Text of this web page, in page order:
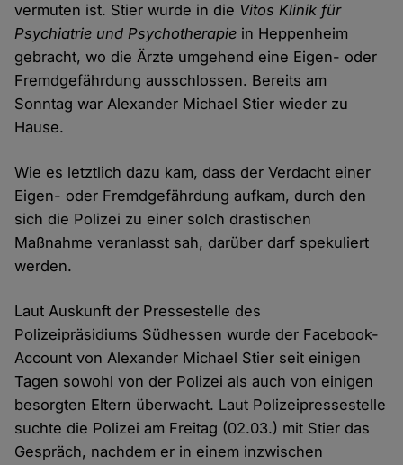
vermuten ist. Stier wurde in die Vitos Klinik für
Psychiatrie und Psychotherapie in Heppenheim
gebracht, wo die Ärzte umgehend eine Eigen- oder
Fremdgefährdung ausschlossen. Bereits am
Sonntag war Alexander Michael Stier wieder zu
Hause.
Wie es letztlich dazu kam, dass der Verdacht einer
Eigen- oder Fremdgefährdung aufkam, durch den
sich die Polizei zu einer solch drastischen
Maßnahme veranlasst sah, darüber darf spekuliert
werden.
Laut Auskunft der Pressestelle des
Polizeipräsidiums Südhessen wurde der Facebook-
Account von Alexander Michael Stier seit einigen
Tagen sowohl von der Polizei als auch von einigen
besorgten Eltern überwacht. Laut Polizeipressestelle
suchte die Polizei am Freitag (02.03.) mit Stier das
Gespräch, nachdem er in einem inzwischen